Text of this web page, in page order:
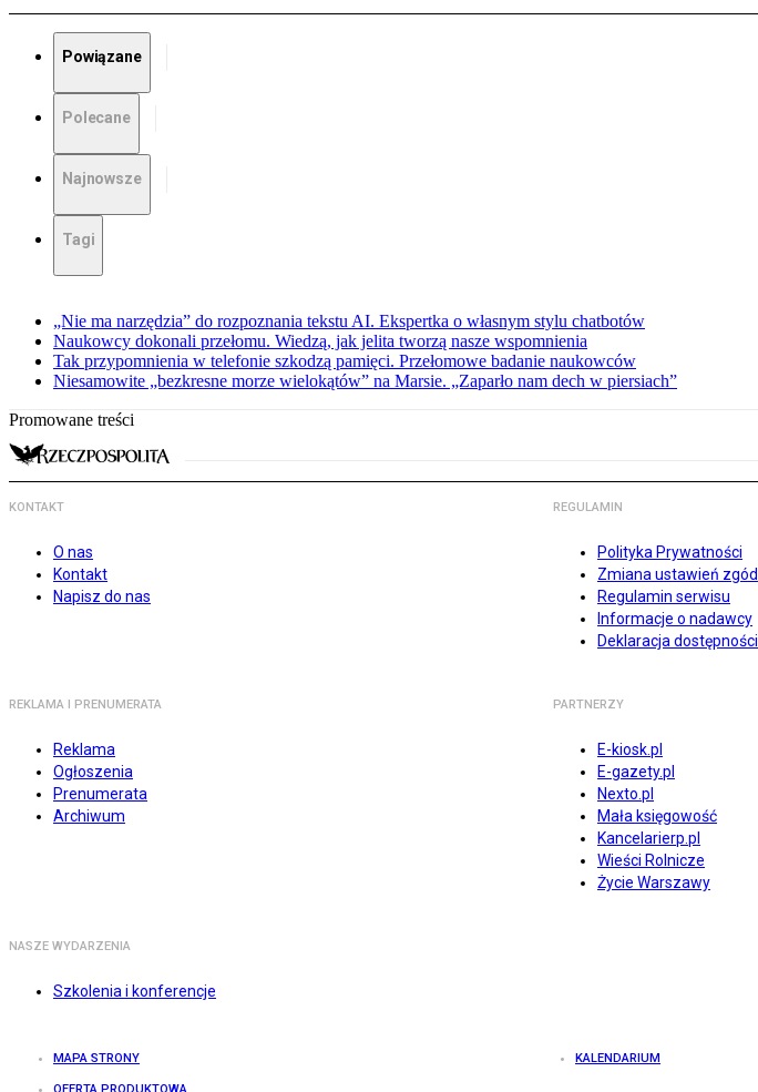
Powiązane
Polecane
Najnowsze
Tagi
„Nie ma narzędzia” do rozpoznania tekstu AI. Ekspertka o własnym stylu chatbotów
Naukowcy dokonali przełomu. Wiedzą, jak jelita tworzą nasze wspomnienia
Tak przypomnienia w telefonie szkodzą pamięci. Przełomowe badanie naukowców
Niesamowite „bezkresne morze wielokątów” na Marsie. „Zaparło nam dech w piersiach”
Promowane treści
KONTAKT
O nas
Kontakt
Napisz do nas
REGULAMIN
Polityka Prywatności
Zmiana ustawień zgód
Regulamin serwisu
Informacje o nadawcy
Deklaracja dostępności
REKLAMA I PRENUMERATA
Reklama
Ogłoszenia
Prenumerata
Archiwum
PARTNERZY
E-kiosk.pl
E-gazety.pl
Nexto.pl
Mała księgowość
Kancelarierp.pl
Wieści Rolnicze
Życie Warszawy
NASZE WYDARZENIA
Szkolenia i konferencje
MAPA STRONY KALENDARIUM